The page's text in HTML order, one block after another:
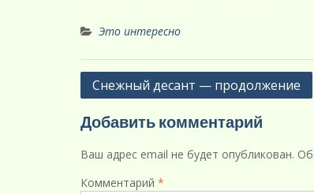
Это интересно
Навигация
записям
Снежный десант — продолжение
Добавить комментарий
Ваш адрес email не будет опубликован.
Комментарий *